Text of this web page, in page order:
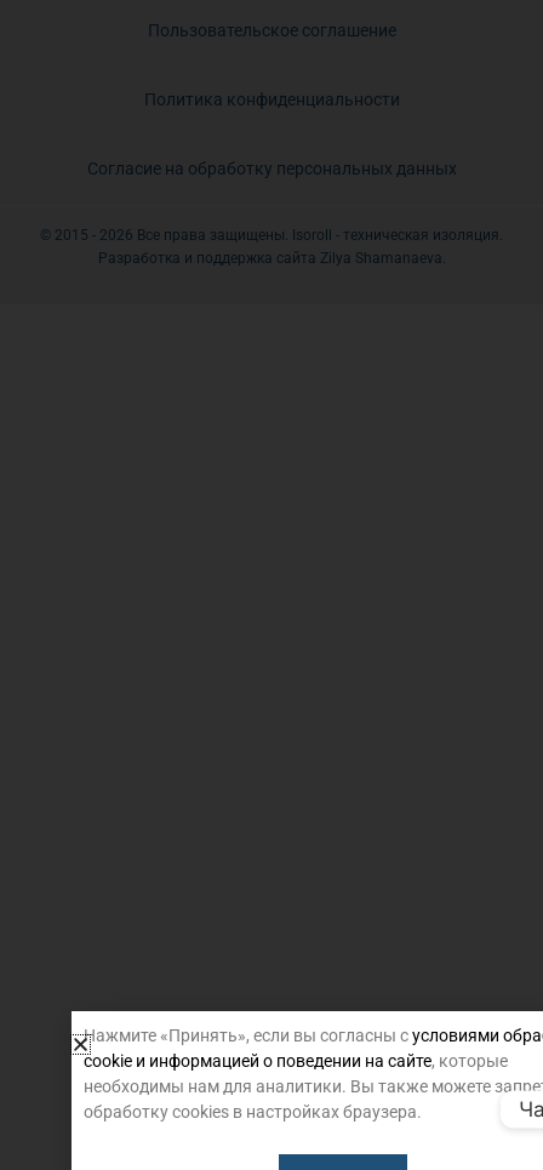
Пользовательское соглашение
Политика конфиденциальности
Согласие на обработку персональных данных
© 2015 - 2026 Все права защищены. Isoroll - техническая изоляция.
Разработка и поддержка сайта Zilya Shamanaeva.
Нажмите «Принять», если вы согласны сусловиями
cookie и информацией о поведении на сайте, которые
необходимы нам для аналитики. Вы также можете
обработку cookies в настройках браузера.